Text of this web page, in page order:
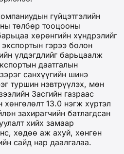
гүйцэтгэлийн
төлбөр тооцооны
хөрөнгийн хүндрэлийг
гэрээ болон
үлдэгдлийг барьцаалж
даатгалын
санхүүгийн шинэ
туршин нэвтрүүлэх, мөн
Засгийн газраас
хөнгөлөлт 13.0 нэгж хүртэл
захирагчийн батлагдсан
хийх замаар
хөдөө аж ахуй, хөнгөн
сайд нар даалгалаа.